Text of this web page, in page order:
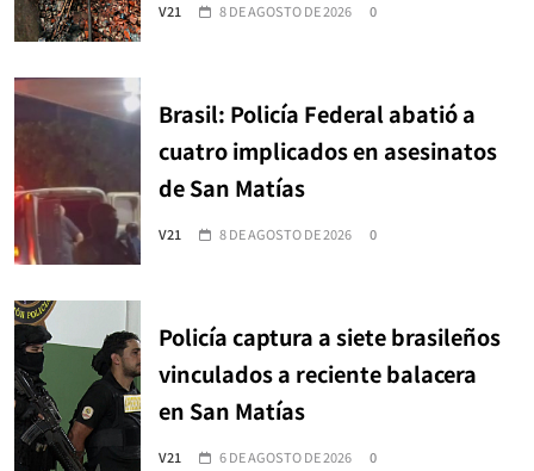
V21 8 DE AGOSTO DE 2026 0
Brasil: Policía Federal abatió a
cuatro implicados en asesinatos
de San Matías
V21 8 DE AGOSTO DE 2026 0
Policía captura a siete brasileños
vinculados a reciente balacera
en San Matías
V21 6 DE AGOSTO DE 2026 0